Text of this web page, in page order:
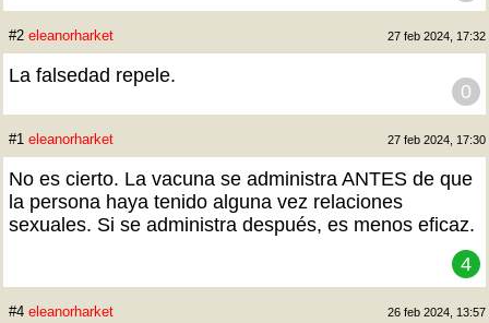
#2 eleanorharket 27 feb 2024, 17:32
La falsedad repele.
0
#1 eleanorharket 27 feb 2024, 17:30
No es cierto. La vacuna se administra ANTES de que
la persona haya tenido alguna vez relaciones
sexuales. Si se administra después, es menos eficaz.
4
#4 eleanorharket 26 feb 2024, 13:57